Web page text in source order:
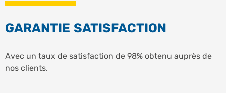
GARANTIE SATISFACTION
Avec un taux de satisfaction de 98% obtenu auprès de
nos clients.